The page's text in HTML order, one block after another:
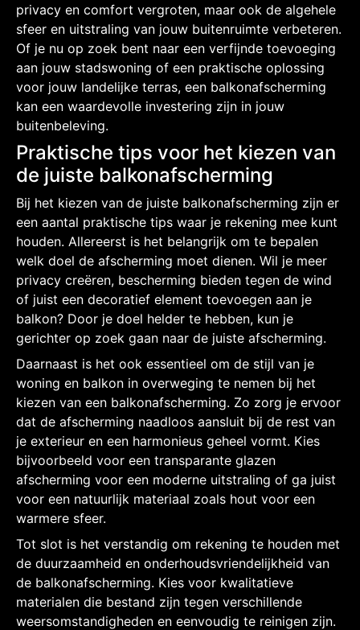
privacy en comfort vergroten, maar ook de algehele
sfeer en uitstraling van jouw buitenruimte verbeteren.
Of je nu op zoek bent naar een verfijnde toevoeging
aan jouw stadswoning of een praktische oplossing
voor jouw landelijke terras, een balkonafscherming
kan een waardevolle investering zijn in jouw
buitenbeleving.
Praktische tips voor het kiezen van
de juiste balkonafscherming
Bij het kiezen van de juiste balkonafscherming zijn er
een aantal praktische tips waar je rekening mee kunt
houden. Allereerst is het belangrijk om te bepalen
welk doel de afscherming moet dienen. Wil je meer
privacy creëren, bescherming bieden tegen de wind
of juist een decoratief element toevoegen aan je
balkon? Door je doel helder te hebben, kun je
gerichter op zoek gaan naar de juiste afscherming.
Daarnaast is het ook essentieel om de stijl van je
woning en balkon in overweging te nemen bij het
kiezen van een balkonafscherming. Zo zorg je ervoor
dat de afscherming naadloos aansluit bij de rest van
je exterieur en een harmonieus geheel vormt. Kies
bijvoorbeeld voor een transparante glazen
afscherming voor een moderne uitstraling of ga juist
voor een natuurlijk materiaal zoals hout voor een
warmere sfeer.
Tot slot is het verstandig om rekening te houden met
de duurzaamheid en onderhoudsvriendelijkheid van
de balkonafscherming. Kies voor kwalitatieve
materialen die bestand zijn tegen verschillende
weersomstandigheden en eenvoudig te reinigen zijn.